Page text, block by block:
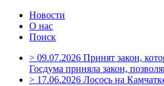
Новости
О нас
Поиск
> 09.07.2026 Принят закон,
Госдума приняла закон,
> 17.06.2026 Лосось на